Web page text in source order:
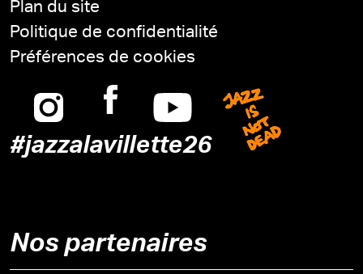
Plan du site
Politique de confidentialité
Préférences de cookies
Instagram
FacebookYoutube
#jazzalavillette26
Jazz is
Nos partenaires